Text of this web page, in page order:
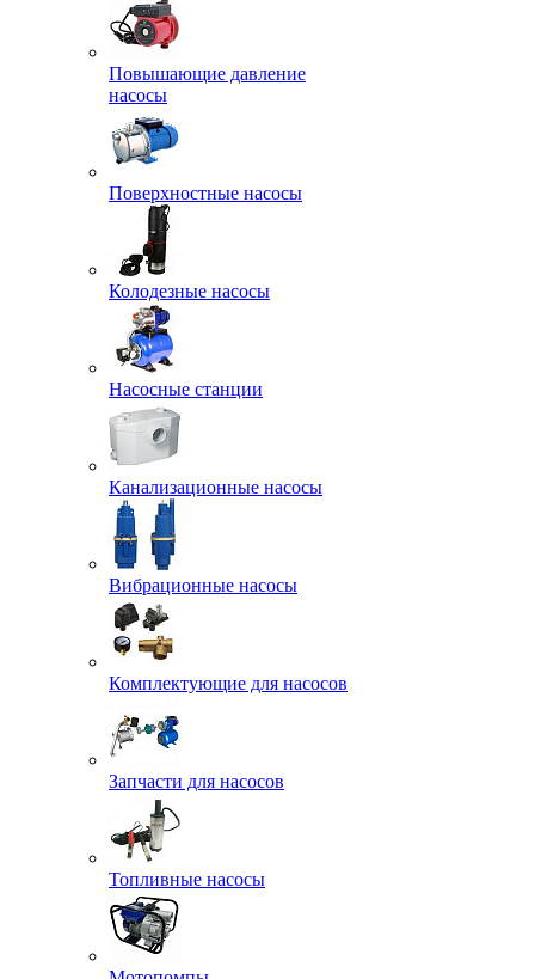
Повышающие давление
насосы
Поверхностные насосы
Колодезные насосы
Насосные станции
Канализационные насосы
Вибрационные насосы
Комплектующие для насосов
Запчасти для насосов
Топливные насосы